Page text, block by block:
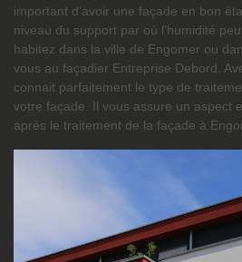
important d’avoir une façade en bon
niveau du support par où l’humidité
habitez dans la ville de Engomer ou
vous au façadier Entreprise Debord.
connait parfaitement le type de
votre façade. Il vous assure un aspect
après le traitement de la façade à